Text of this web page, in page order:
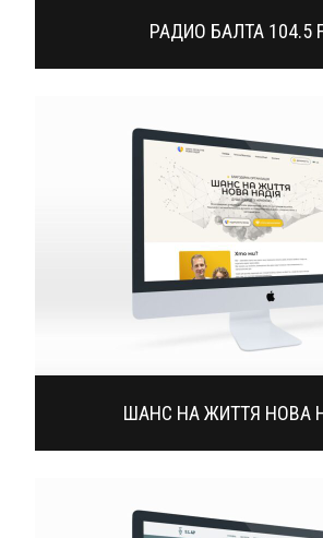
РАДИО БАЛТА 104.5
ШАНС НА ЖИТТЯ НОВА